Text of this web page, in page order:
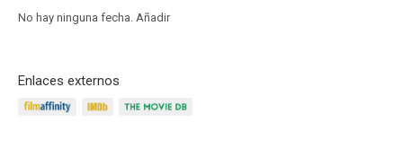
No hay ninguna fecha. Añadir
Enlaces externos